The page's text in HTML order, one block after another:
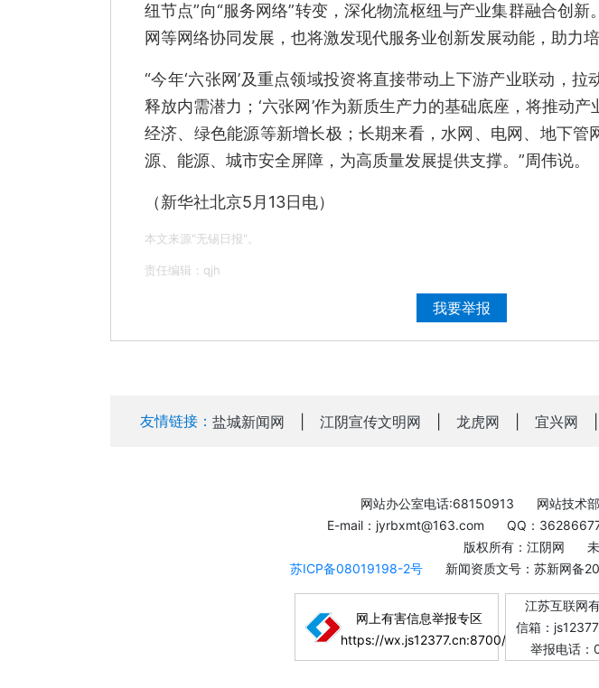
纽节点”向“服务网络”转变，深化物流枢纽与产业集群融合创
网等网络协同发展，也将激发现代服务业创新发展动能，助力培
“今年‘六张网’及重点领域投资将直接带动上下游产业联动，
释放内需潜力；‘六张网’作为新质生产力的基础底座，将推动
经济、绿色能源等新增长极；长期来看，水网、电网、地下管
源、能源、城市安全屏障，为高质量发展提供支撑。”周伟说。
（新华社北京5月13日电）
本文来源"无锡日报"。
责任编辑：qjh
我要举报
友情链接： 盐城新闻网 江阴宣传文明网 龙虎网 宜兴网
网站办公室电话:68150913 网站技术
E-mail：jyrbxmt@163.com
QQ：
版权所有：江阴网
苏ICP备08019198-2号
新闻资质文号：苏新网备
网上有害信息举报专区
https://wx.js12377.cn:8700/
江苏互联网
信箱：
举报电话